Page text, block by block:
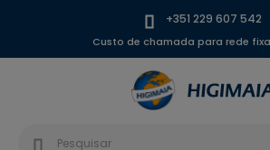
+351 229 607 542
Custo de chamada para rede